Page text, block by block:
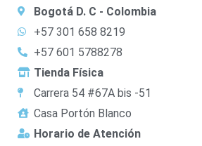
Bogotá D. C - Colombia
+57 301 658 8219
+57 601 5788278
Tienda Física
Carrera 54 #67A bis -51
Casa Portón Blanco
Horario de Atención